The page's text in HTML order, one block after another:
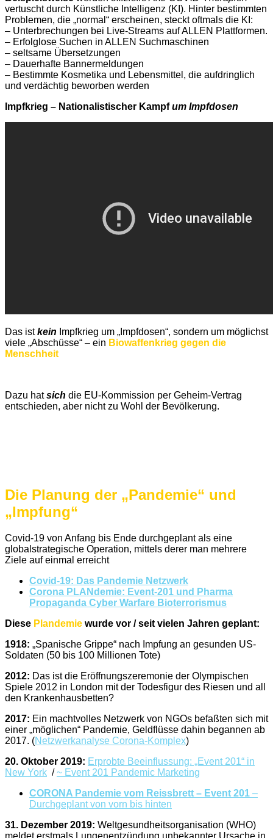
vertuscht durch Künstliche Intelligenz (KI). Hinter bestimmten
Problemen, die „normal“ erscheinen, steckt oftmals die KI:
– Unterbrechungen bei Live-Streams auf ALLEN Plattformen.
– Erfolglose Suchen in ALLEN Suchmaschinen
– seltsame Übersetzungen
– Dauerhafte Bannermeldungen
– Bestimmte Kosmetika und Lebensmittel, die aufdringlich
und verdächtig beworben werden
Impfkrieg – Nationalistischer Kampfum Impfdosen
Das istkein Impfkrieg um „Impfdosen“, sondern um möglichst
viele „Abschüsse“ – ein Biowaffenkrieg gegen die
Menschheit
Dazu hatsich die EU-Kommission per Geheim-Vertrag
entschieden, aber nicht zu Wohl der Bevölkerung.
Die Planung der „Pandemie“ und
„Impfung“
Covid-19 von Anfang bis Ende durchgeplant als eine
globalstrategische Operation, mittels derer man mehrere
Ziele auf einmal erreicht
Covid-19: Das Pandemie Netzwerk
Corona PLANdemie: Event-201 und Pharma
Propaganda Cyber Warfare Bioterrorismus
Diese Plandemie wurde vor / seit vielen Jahren geplant:
1918: „Spanische Grippe“ nach Impfung an gesunden US-
Soldaten (50 bis 100 Millionen Tote)
2012: Das ist die Eröffnungszeremonie der Olympischen
Spiele 2012 in London mit der Todesfigur des Riesen und all
den Krankenhausbetten?
2017: Ein machtvolles Netzwerk von NGOs befaßten sich mit
einer „möglichen“ Pandemie, Geldflüsse dahin begannen ab
2017. (Netzwerkanalyse Corona-Komplex)
20. Oktober 2019: Erprobte Beeinflussung: „Event 201“ in
New York /~ Event 201 Pandemic Marketing
CORONA Pandemie vom Reissbrett – Event 201 –
Durchgeplant von vorn bis hinten
31. Dezember 2019: Weltgesundheitsorganisation (WHO)
meldet erstmals Lungenentzündung unbekannter Ursache in